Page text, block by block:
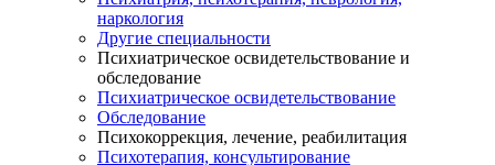
наркология
Другие специальности
Психиатрическое освидетельствование и
обследование
Психиатрическое освидетельствование
Обследование
Психокоррекция, лечение, реабилитация
Психотерапия, консультирование